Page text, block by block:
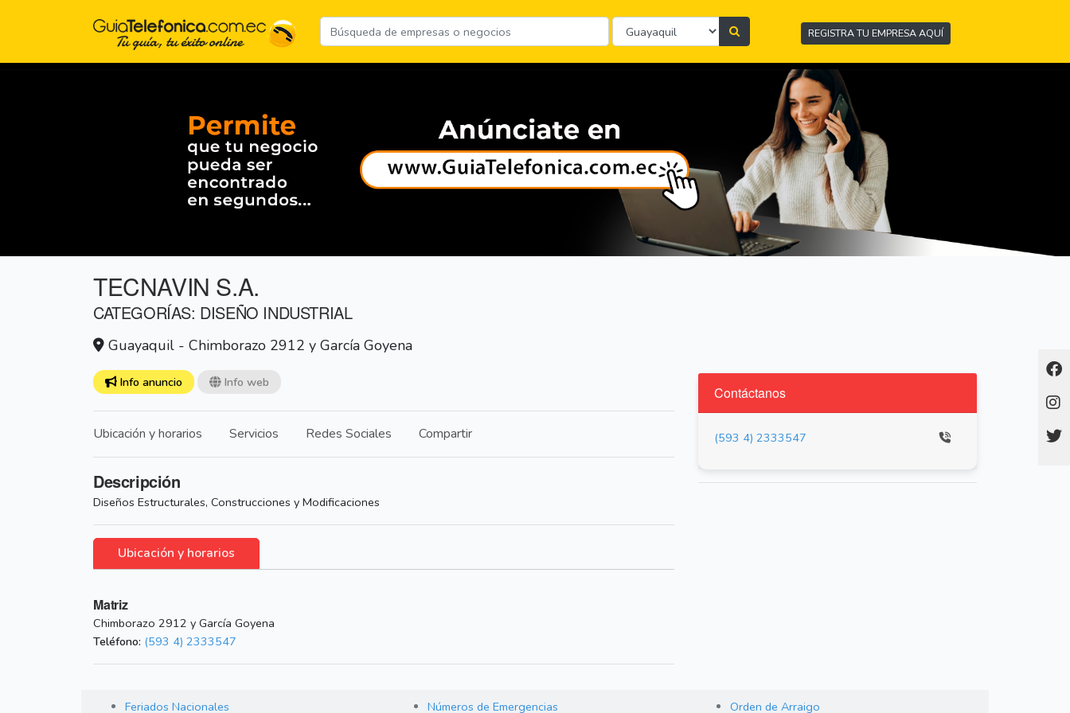
REGISTRA TU EMPRESA AQUÍ
TECNAVIN S.A.
CATEGORÍAS: DISEÑO INDUSTRIAL
Guayaquil - Chimborazo 2912 y García Goyena
Info anuncio Info web
Ubicación y horarios Servicios Redes Sociales Compartir
Descripción
Diseños Estructurales, Construcciones y Modificaciones
Ubicación y horarios
Matriz
Chimborazo 2912 y García Goyena
Teléfono: (593 4) 2333547
Contáctanos
(593 4) 2333547
Feriados Nacionales Números de Emergencias Orden de Arraigo